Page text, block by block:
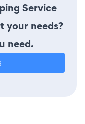
Service
your needs?
need.